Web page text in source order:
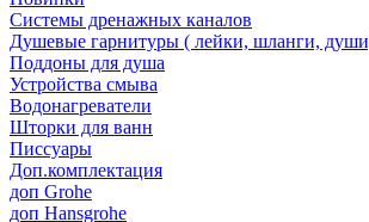
Системы дренажных каналов
Душевые гарнитуры ( лейки, шланги,
Поддоны для душа
Устройства смыва
Водонагреватели
Шторки для ванн
Писсуары
Доп.комплектация
доп Grohe
доп Hansgrohe